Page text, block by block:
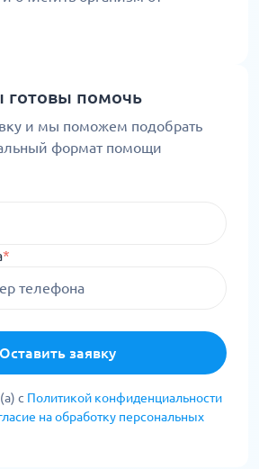
помочь
и мы поможем подобрать
формат помощи
*
Оставить заявку
с Политикой конфиденциальности
на обработку персональных